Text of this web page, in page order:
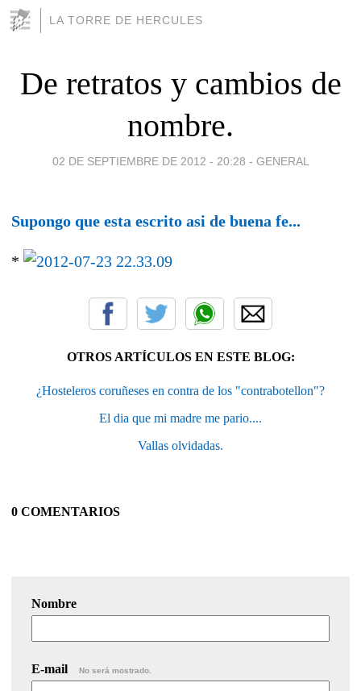
LA TORRE DE HERCULES
De retratos y cambios de
nombre.
02 DE SEPTIEMBRE DE 2012 - 20:28 - GENERAL
Supongo que esta escrito asi de buena fe...
*
OTROS ARTÍCULOS EN ESTE BLOG:
¿Hosteleros coruñeses en contra de los "contrabotellon"?
El dia que mi madre me pario....
Vallas olvidadas.
0 COMENTARIOS
Nombre
E-mail No será mostrado.